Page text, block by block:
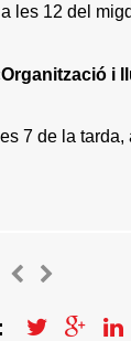
les 12 del
i
7 de la tarda,